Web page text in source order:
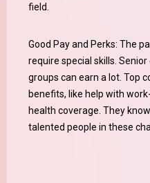
field.
Good Pay and Perks: The
require special skills.
groups can earn a lot. Top
benefits, like help with
health coverage. They
talented people in these